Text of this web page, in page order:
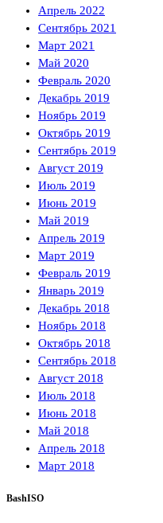
Апрель 2022
Сентябрь 2021
Март 2021
Май 2020
Февраль 2020
Декабрь 2019
Ноябрь 2019
Октябрь 2019
Сентябрь 2019
Август 2019
Июль 2019
Июнь 2019
Май 2019
Апрель 2019
Март 2019
Февраль 2019
Январь 2019
Декабрь 2018
Ноябрь 2018
Октябрь 2018
Сентябрь 2018
Август 2018
Июль 2018
Июнь 2018
Май 2018
Апрель 2018
Март 2018
BashISO